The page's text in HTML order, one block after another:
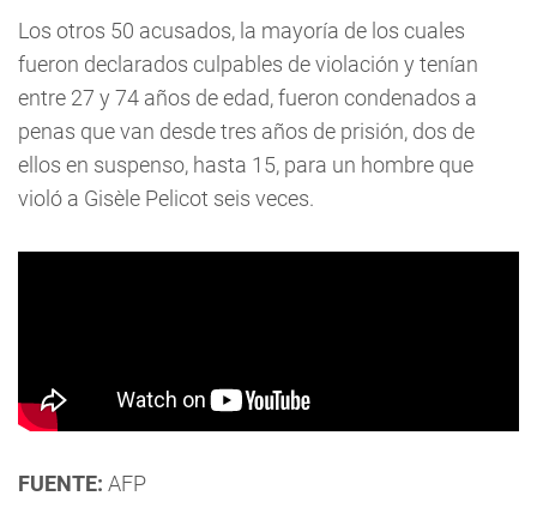
Los otros 50 acusados, la mayoría de los cuales
fueron declarados culpables de violación y tenían
entre 27 y 74 años de edad, fueron condenados a
penas que van desde tres años de prisión, dos de
ellos en suspenso, hasta 15, para un hombre que
violó a Gisèle Pelicot seis veces.
FUENTE: AFP